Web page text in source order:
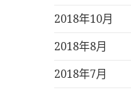
2018年10月
2018年8月
2018年7月